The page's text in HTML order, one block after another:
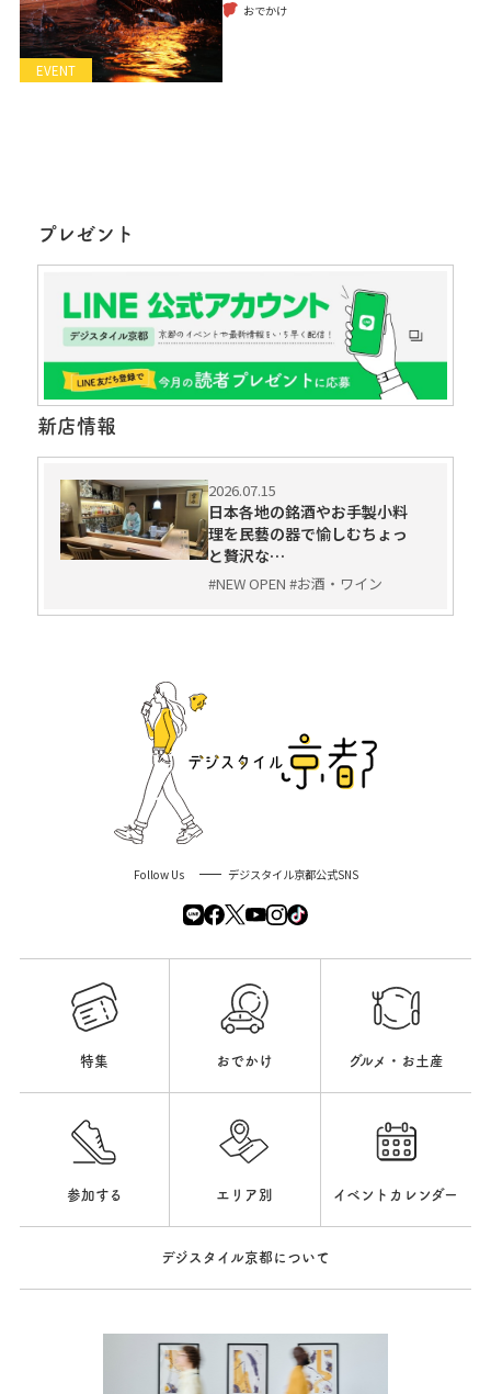
EVENT
おでかけ
プレゼント
新店情報
2026.07.15
日本各地の銘酒やお手製小料
理を民藝の器で愉しむちょっ
と贅沢な…
#NEW OPEN #お酒・ワイン
Follow Us デジスタイル京都公式SNS
特集 おでかけ グルメ・お土産
参加する エリア別 イベントカレンダー
デジスタイル京都について